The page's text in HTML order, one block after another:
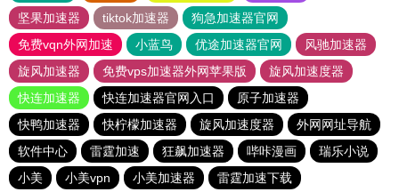
坚果加速器
tiktok加速器
狗急加速器官网
免费vqn外网加速
小蓝鸟 优途加速器官网
风驰加速器
旋风加速器
免费vps加速器外网苹果版
旋风加速度器
快连加速器
快连加速器官网入口
原子加速器
快鸭加速器
快柠檬加速器 旋风加速度器
外网网址导航
软件中心
雷霆加速 狂飙加速器 哔咔漫画
瑞乐小说
小美
小美vpn 小美加速器 雷霆加速下载